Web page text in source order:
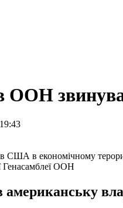
ООН
Генасамблеї ООН
американську